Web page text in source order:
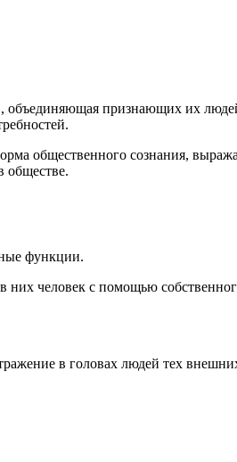
объединяющая признающих их
общественного сознания,
обществе.
функции.
них человек с помощью
в головах людей тех